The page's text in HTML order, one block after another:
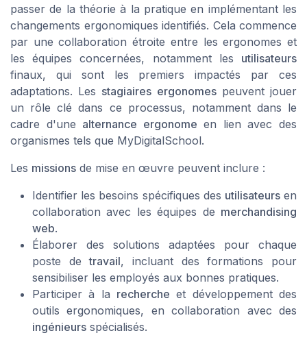
passer de la théorie à la pratique en implémentant les
changements ergonomiques identifiés. Cela commence
par une collaboration étroite entre les ergonomes et
les équipes concernées, notamment les utilisateurs
finaux, qui sont les premiers impactés par ces
adaptations. Les stagiaires ergonomespeuvent jouer
un rôle clé dans ce processus, notamment dans le
cadre d'une alternance ergonome en lien avec des
organismes tels que MyDigitalSchool.
Les missions de mise en œuvre peuvent inclure :
Identifier les besoins spécifiques des utilisateursen
collaboration avec les équipes de merchandising
web.
Élaborer des solutions adaptées pour chaque
poste detravail, incluant des formations pour
sensibiliser les employés aux bonnes pratiques.
Participer à la recherche et développement des
outils ergonomiques, en collaboration avec des
ingénieurs spécialisés.